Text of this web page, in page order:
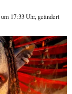
um 17:33 Uhr, geändert